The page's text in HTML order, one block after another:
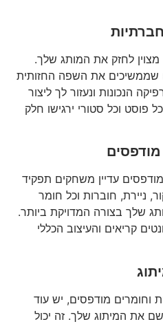
לחזק את המותג שלך.
שממשיכים את השפה החזותית
הנכונות ונעזור לך ליצור
פוסט וכל סטורי ירגישו חלק
מודפסים
עדיין משחקים תפקיד
ניירת, חוברות וכל חומר
שלך בצורה המדויקת ביותר.
קריאים והעיצוב הכללי
מודפסים, יש עוד
את המיתוג שלך. זה יכול